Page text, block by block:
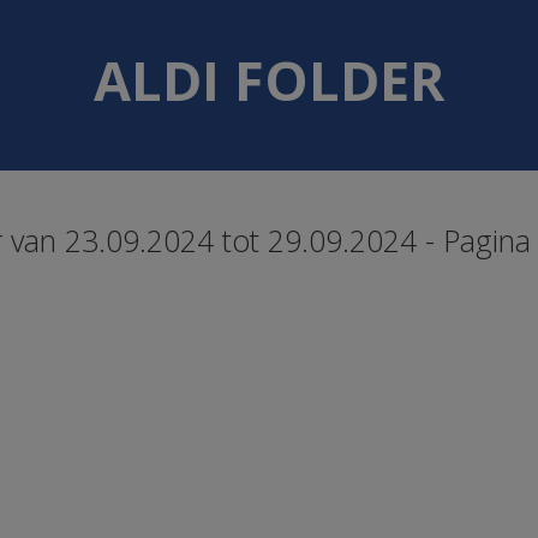
ALDI FOLDER
23.09.2024 tot 29.09.2024 -